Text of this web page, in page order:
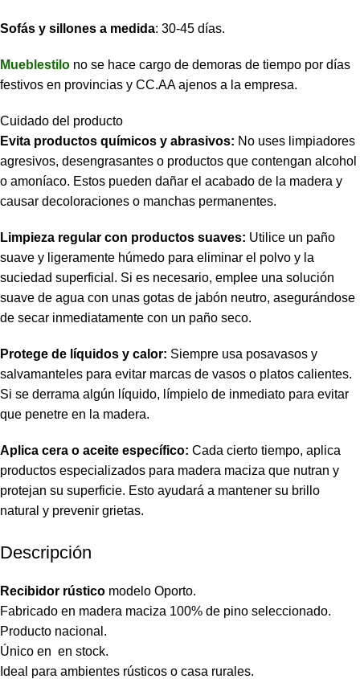
Sofás y sillones a medida: 30-45 días.
Mueblestilo no se hace cargo de demoras de tiempo por días
festivos en provincias y CC.AA ajenos a la empresa.
Cuidado del producto
Evita productos químicos y abrasivos: No uses limpiadores
agresivos, desengrasantes o productos que contengan alcohol
o amoníaco. Estos pueden dañar el acabado de la madera y
causar decoloraciones o manchas permanentes.
Limpieza regular con productos suaves: Utilice un paño
suave y ligeramente húmedo para eliminar el polvo y la
suciedad superficial. Si es necesario, emplee una solución
suave de agua con unas gotas de jabón neutro, asegurándose
de secar inmediatamente con un paño seco.
Protege de líquidos y calor: Siempre usa posavasos y
salvamanteles para evitar marcas de vasos o platos calientes.
Si se derrama algún líquido, límpielo de inmediato para evitar
que penetre en la madera.
Aplica cera o aceite específico: Cada cierto tiempo, aplica
productos especializados para madera maciza que nutran y
protejan su superficie. Esto ayudará a mantener su brillo
natural y prevenir grietas.
Descripción
Recibidor rústico modelo Oporto.
Fabricado en madera maciza 100% de pino seleccionado.
Producto nacional.
Único en en stock.
Ideal para ambientes rústicos o casa rurales.